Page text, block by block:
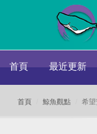
首頁 最近更新
首頁 鯨魚觀點 希